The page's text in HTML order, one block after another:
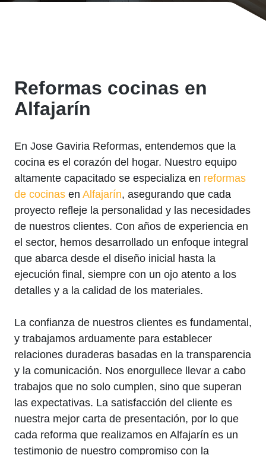
Reformas cocinas en
Alfajarín
En Jose Gaviria Reformas, entendemos que la
cocina es el corazón del hogar. Nuestro equipo
altamente capacitado se especializa en reformas
de cocinas en Alfajarín, asegurando que cada
proyecto refleje la personalidad y las necesidades
de nuestros clientes. Con años de experiencia en
el sector, hemos desarrollado un enfoque integral
que abarca desde el diseño inicial hasta la
ejecución final, siempre con un ojo atento a los
detalles y a la calidad de los materiales.
La confianza de nuestros clientes es fundamental,
y trabajamos arduamente para establecer
relaciones duraderas basadas en la transparencia
y la comunicación. Nos enorgullece llevar a cabo
trabajos que no solo cumplen, sino que superan
las expectativas. La satisfacción del cliente es
nuestra mejor carta de presentación, por lo que
cada reforma que realizamos en Alfajarín es un
testimonio de nuestro compromiso con la